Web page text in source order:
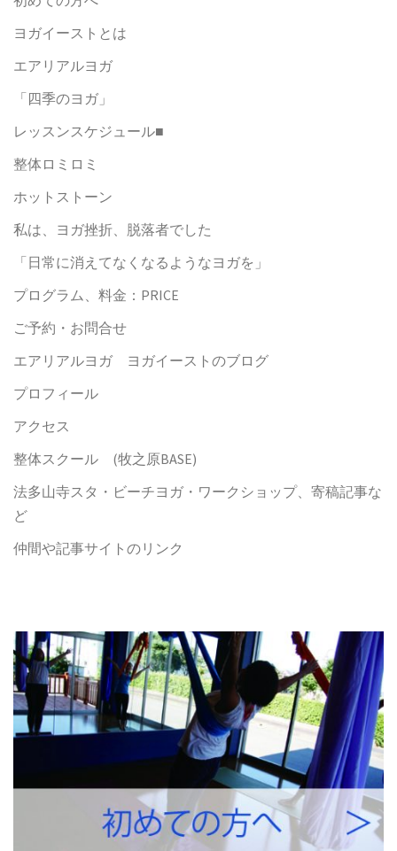
ン
ヨガイーストとは
エアリアルヨガ
「四季のヨガ」
レッスンスケジュール■
整体ロミロミ
ホットストーン
私は、ヨガ挫折、脱落者でした
「日常に消えてなくなるようなヨガを」
プログラム、料金：PRICE
ご予約・お問合せ
エアリアルヨガ ヨガイーストのブログ
プロフィール
アクセス
整体スクール (牧之原BASE)
法多山寺スタ・ビーチヨガ・ワークショップ、寄稿記事な
ど
仲間や記事サイトのリンク